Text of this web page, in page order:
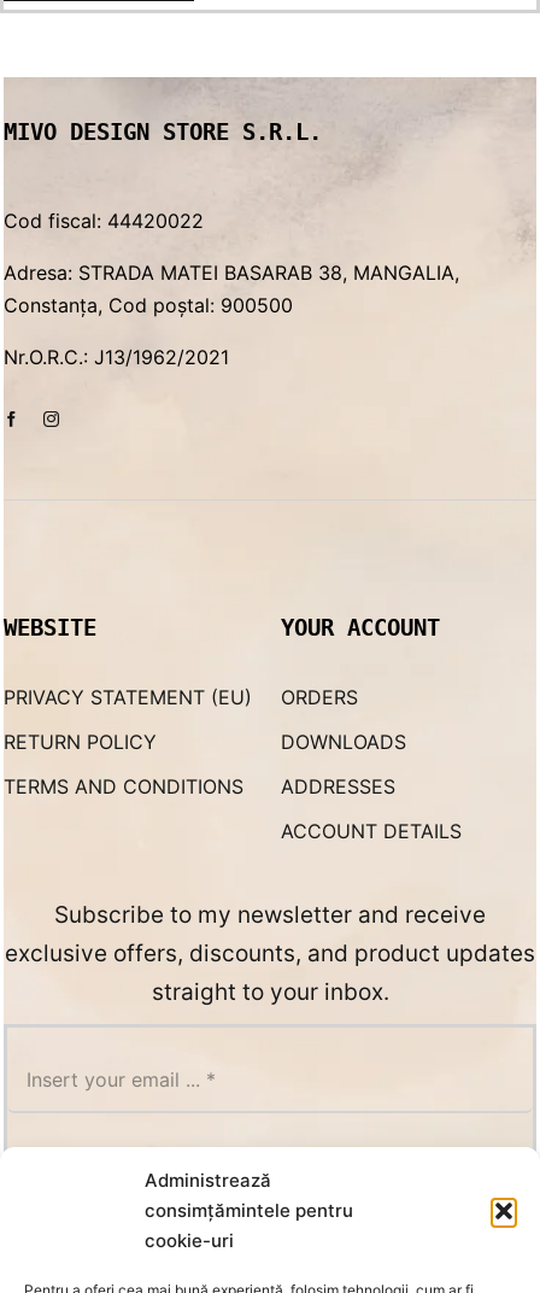
Administrează
consimțămintele pentru
cookie-uri
MIVO DESIGN STORE S.R.L.
Cod fiscal: 44420022
Adresa: STRADA MATEI BASARAB 38, MANGALIA,
Constanța, Cod poștal: 900500
Nr.O.R.C.: J13/1962/2021
WEBSITE
PRIVACY STATEMENT (EU)
RETURN POLICY
TERMS AND CONDITIONS
YOUR ACCOUNT
ORDERS
DOWNLOADS
ADDRESSES
ACCOUNT DETAILS
Subscribe to my newsletter and receive
exclusive offers, discounts, and product updates
straight to your inbox.
SUBSCRIBE